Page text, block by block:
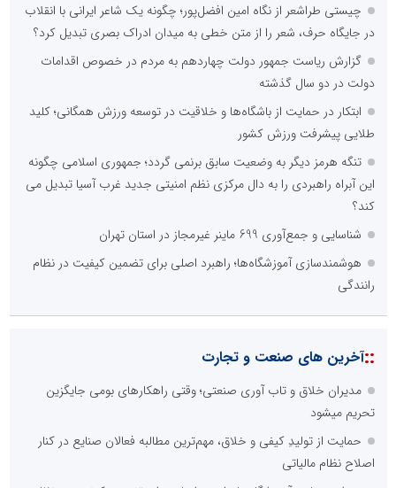
چیستی طراشعر از نگاه امین افضل‌پور؛ چگونه یک شاعر ایرانی با انقلاب
در جایگاه حرف، شعر را از متن خطی به میدان ادراک بصری تبدیل کرد؟
گزارش ریاست جمهور دولت چهاردهم به مردم در خصوص اقدامات
دولت در دو سال گذشته
ابتکار در حمایت از باشگاه‌ها و خلاقیت در توسعه ورزش همگانی؛ کلید
طلایی پیشرفت ورزش کشور
تنگه هرمز دیگر به وضعیت سابق برنمی گردد؛ جمهوری اسلامی چگونه
این آبراه راهبردی را به دال مرکزی نظم امنیتی جدید غرب آسیا تبدیل می
کند؟
شناسایی و جمع‌آوری 699 ماینر غیرمجاز در استان تهران
هوشمندسازی آموزشگاه‌ها؛ راهبرد اصلی برای تضمین کیفیت در نظام
رانندگی
::آخرین های صنعت و تجارت
مدیران خلاق و تاب آوری صنعتی؛ وقتی راهکارهای بومی جایگزین
تحریم میشود
حمایت از تولیدِ کیفی و خلاق، مهم‌ترین مطالبه فعالان صنایع در کنار
اصلاح نظام مالیاتی